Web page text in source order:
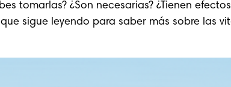
tomarlas? ¿Son necesarias? ¿Tienen
sigue leyendo para saber más sobre las